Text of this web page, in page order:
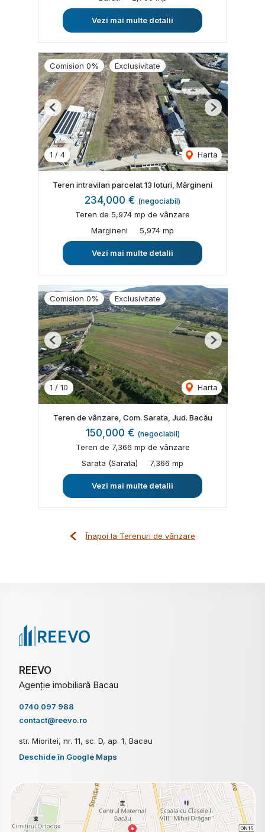
Vezi mai multe detalii
Comision 0% Exclusivitate
1 / 4 Harta
Previous Next
Teren intravilan parcelat 13 loturi, Mărgineni
234,000 € (negociabil)
Teren de 5,974 mp de vânzare
Margineni
5,974 mp
Vezi mai multe detalii
Comision 0% Exclusivitate
1 / 10 Harta
Previous Next
Teren de vânzare, Com. Sarata, Jud. Bacău
150,000 € (negociabil)
Teren de 7,366 mp de vânzare
Sarata (Sarata)
7,366 mp
Vezi mai multe detalii
Înapoi la Terenuri de vânzare
REEVO
Agenție imobiliară Bacau
0740 097 988
contact@reevo.ro
str. Mioritei, nr. 11, sc. D, ap. 1, Bacau
Deschide în Google Maps